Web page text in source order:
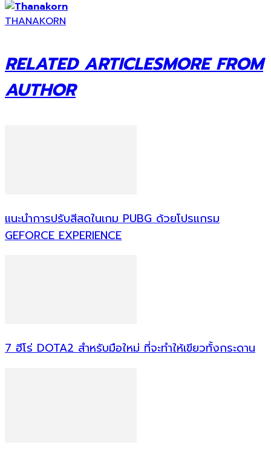
THANAKORN
RELATED ARTICLESMORE FROM
AUTHOR
แนะนำการปรับสีสดในเกม PUBG ด้วยโปรแกรม
GEFORCE EXPERIENCE
7 ฮีโร่ DOTA2 สำหรับมือใหม่ ที่จะทำให้เขียวทั้งกระดาน